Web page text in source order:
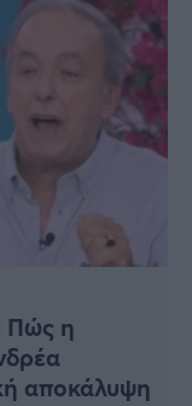
Πώς η
αποκάλυψη